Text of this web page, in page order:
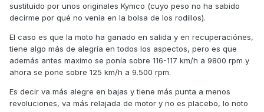
sustituido por unos originales Kymco (cuyo peso no ha sabido
decirme por qué no venía en la bolsa de los rodillos).
El caso es que la moto ha ganado en salida y en recuperaciónes,
tiene algo más de alegría en todos los aspectos, pero es que
además antes maximo se ponía sobre 116-117 km/h a 9800 rpm y
ahora se pone sobre 125 km/h a 9.500 rpm.
Es decir va más alegre en bajas y tiene más punta a menos
revoluciones, va más relajada de motor y no es placebo, lo noto